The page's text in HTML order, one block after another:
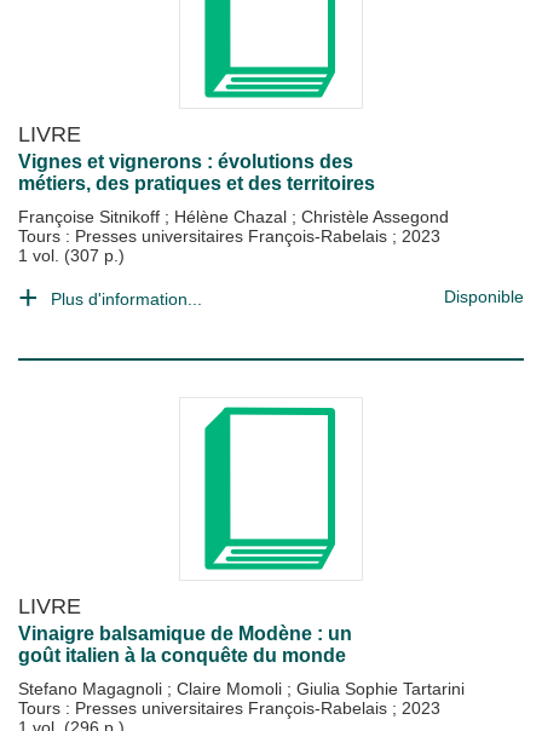
LIVRE
Vignes et vignerons : évolutions des
métiers, des pratiques et des territoires
Françoise Sitnikoff ; Hélène Chazal ; Christèle Assegond
Tours : Presses universitaires François-Rabelais ; 2023
1 vol. (307 p.)
Plus d'information... Disponible
LIVRE
Vinaigre balsamique de Modène : un
goût italien à la conquête du monde
Stefano Magagnoli ; Claire Momoli ; Giulia Sophie Tartarini
Tours : Presses universitaires François-Rabelais ; 2023